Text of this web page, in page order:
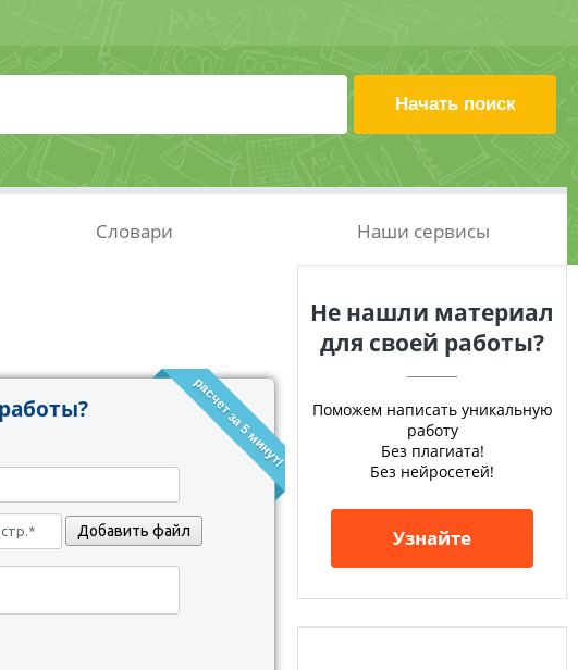
Словари Наши сервисы
расчет за 5 минут!
Добавить файл
Не нашли материал
для своей работы?
Поможем написать уникальную
работу
Без плагиата!
Без нейросетей!
Узнайте